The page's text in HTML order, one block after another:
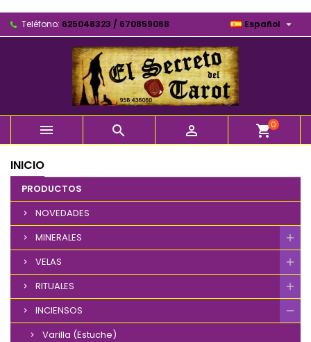
Teléfono: 625048323 / 670859068 Español 
   shopping_cart0
INICIO
PRODUCTOS
NOVEDADES
MINERALES
VELAS
RITUALES
INCIENSOS
Varilla (Estuche)